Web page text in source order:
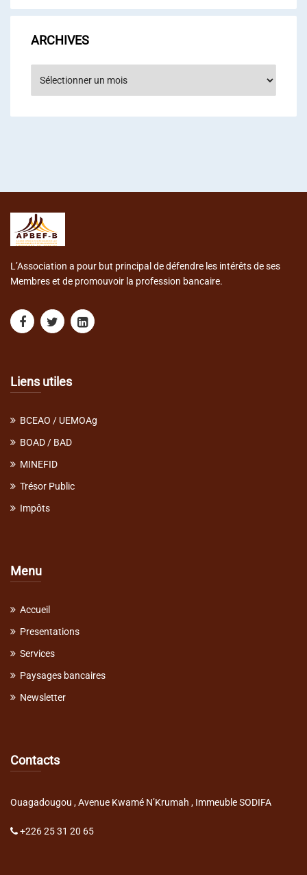
ARCHIVES
L’Association a pour but principal de défendre les intérêts de ses
Membres et de promouvoir la profession bancaire.
Liens utiles
BCEAO / UEMOAg
BOAD / BAD
MINEFID
Trésor Public
Impôts
Menu
Accueil
Presentations
Services
Paysages bancaires
Newsletter
Contacts
Ouagadougou , Avenue Kwamé N’Krumah , Immeuble SODIFA
+226 25 31 20 65